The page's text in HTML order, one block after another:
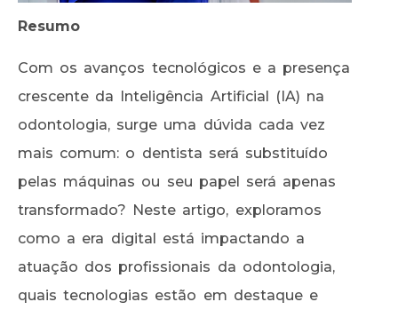
Resumo
Com os avanços tecnológicos e a presença
crescente da Inteligência Artificial (IA) na
odontologia, surge uma dúvida cada vez
mais comum: o dentista será substituído
pelas máquinas ou seu papel será apenas
transformado? Neste artigo, exploramos
como a era digital está impactando a
atuação dos profissionais da odontologia,
quais tecnologias estão em destaque e